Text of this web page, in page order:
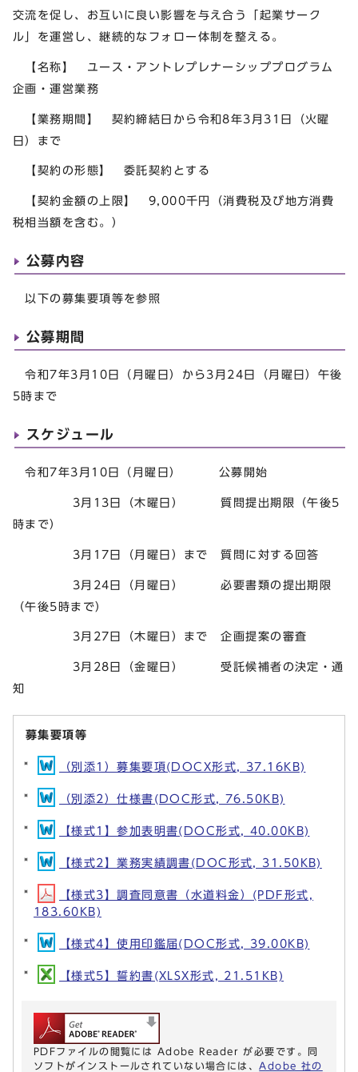
交流を促し、お互いに良い影響を与え合う「起業サーク
ル」を運営し、継続的なフォロー体制を整える。
【名称】 ユース・アントレプレナーシッププログラム
企画・運営業務
【業務期間】 契約締結日から令和8年3月31日（火曜
日）まで
【契約の形態】 委託契約とする
【契約金額の上限】 9,000千円（消費税及び地方消費
税相当額を含む。）
公募内容
以下の募集要項等を参照
公募期間
令和7年3月10日（月曜日）から3月24日（月曜日）午後
5時まで
スケジュール
令和7年3月10日（月曜日） 公募開始
3月13日（木曜日） 質問提出期限（午後5
時まで）
3月17日（月曜日）まで 質問に対する回答
3月24日（月曜日） 必要書類の提出期限
（午後5時まで）
3月27日（木曜日）まで 企画提案の審査
3月28日（金曜日） 受託候補者の決定・通
知
募集要項等
（別添1）募集要項(DOCX形式, 37.16KB)
（別添2）仕様書(DOC形式, 76.50KB)
【様式1】参加表明書(DOC形式, 40.00KB)
【様式2】業務実績調書(DOC形式, 31.50KB)
【様式3】調査同意書（水道料金）(PDF形式,
183.60KB)
【様式4】使用印鑑届(DOC形式, 39.00KB)
【様式5】誓約書(XLSX形式, 21.51KB)
PDFファイルの閲覧には Adobe Reader が必要です。同
ソフトがインストールされていない場合には、 Adobe 社の